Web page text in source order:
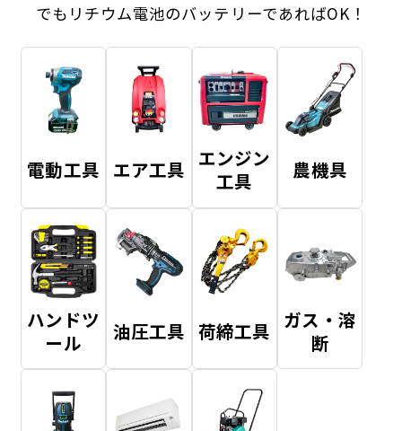
でもリチウム電池のバッテリーであればOK！
電動工具 エア工具 エンジン
工具
農機具
ハンドツ
ール
油圧工具 荷締工具
ガス・溶
断